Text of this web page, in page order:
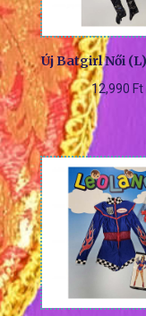
Új Batgirl Női
12,990 Ft